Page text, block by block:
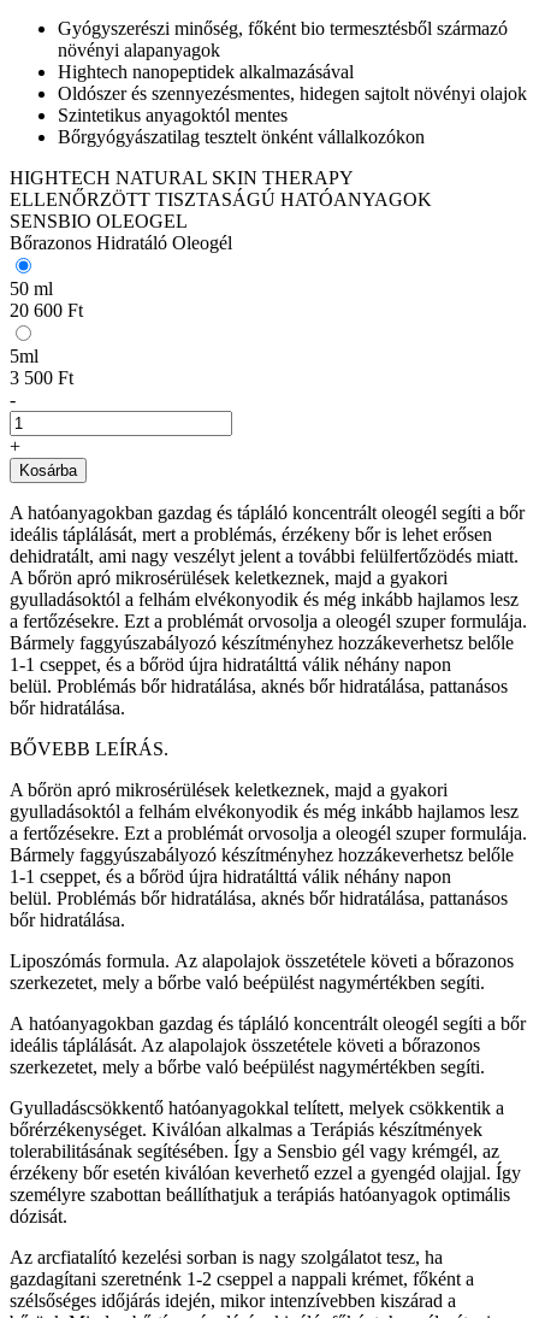
Gyógyszerészi minőség, főként bio termesztésből származó
növényi alapanyagok
Hightech nanopeptidek alkalmazásával
Oldószer és szennyezésmentes, hidegen sajtolt növényi olajok
Szintetikus anyagoktól mentes
Bőrgyógyászatilag tesztelt önként vállalkozókon
HIGHTECH NATURAL SKIN THERAPY
ELLENŐRZÖTT TISZTASÁGÚ HATÓANYAGOK
SENSBIO OLEOGEL
Bőrazonos Hidratáló Oleogél
50 ml
20 600 Ft
5ml
3 500 Ft
-
+
Kosárba
A hatóanyagokban gazdag és tápláló koncentrált oleogél segíti a bőr
ideális táplálását, mert a problémás, érzékeny bőr is lehet erősen
dehidratált, ami nagy veszélyt jelent a további felülfertőzödés miatt.
A bőrön apró mikrosérülések keletkeznek, majd a gyakori
gyulladásoktól a felhám elvékonyodik és még inkább hajlamos lesz
a fertőzésekre. Ezt a problémát orvosolja a oleogél szuper formulája.
Bármely faggyúszabályozó készítményhez hozzákeverhetsz belőle
1-1 cseppet, és a bőröd újra hidratálttá válik néhány napon
belül. Problémás bőr hidratálása, aknés bőr hidratálása, pattanásos
bőr hidratálása.
BŐVEBB LEÍRÁS.
A bőrön apró mikrosérülések keletkeznek, majd a gyakori
gyulladásoktól a felhám elvékonyodik és még inkább hajlamos lesz
a fertőzésekre. Ezt a problémát orvosolja a oleogél szuper formulája.
Bármely faggyúszabályozó készítményhez hozzákeverhetsz belőle
1-1 cseppet, és a bőröd újra hidratálttá válik néhány napon
belül. Problémás bőr hidratálása, aknés bőr hidratálása, pattanásos
bőr hidratálása.
Liposzómás formula. Az alapolajok összetétele követi a bőrazonos
szerkezetet, mely a bőrbe való beépülést nagymértékben segíti.
A hatóanyagokban gazdag és tápláló koncentrált oleogél segíti a bőr
ideális táplálását. Az alapolajok összetétele követi a bőrazonos
szerkezetet, mely a bőrbe való beépülést nagymértékben segíti.
Gyulladáscsökkentő hatóanyagokkal telített, melyek csökkentik a
bőrérzékenységet. Kiválóan alkalmas a Terápiás készítmények
tolerabilitásának segítésében. Így a Sensbio gél vagy krémgél, az
érzékeny bőr esetén kiválóan keverhető ezzel a gyengéd olajjal. Így
személyre szabottan beállíthatjuk a terápiás hatóanyagok optimális
dózisát.
Az arcfiatalító kezelési sorban is nagy szolgálatot tesz, ha
gazdagítani szeretnénk 1-2 cseppel a nappali krémet, főként a
szélsőséges időjárás idején, mikor intenzívebben kiszárad a